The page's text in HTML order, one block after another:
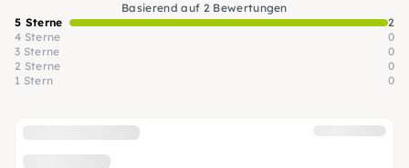
Basierend auf 2 Bewertungen
5 Sterne
2
4 Sterne
0
3 Sterne
0
2 Sterne
0
1 Stern
0